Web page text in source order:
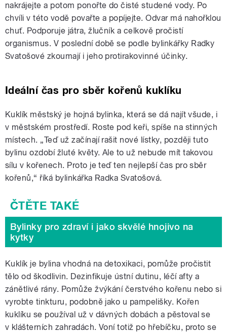
nakrájejte a potom ponořte do čisté studené vody. Po
chvíli v této vodě povařte a popíjejte. Odvar má nahořklou
chuť. Podporuje játra, žlučník a celkově pročistí
organismus. V poslední době se podle bylinkářky Radky
Svatošové zkoumají i jeho protirakovinné účinky.
Ideální čas pro sběr kořenů kuklíku
Kuklík městský je hojná bylinka, která se dá najít všude, i
v městském prostředí. Roste pod keři, spíše na stinných
místech. „Teď už začínají rašit nové lístky, později tuto
bylinu ozdobí žluté květy. Ale to už nebude mít takovou
sílu v kořenech. Proto je teď ten nejlepší čas pro sběr
kořenů,“ říká bylinkářka Radka Svatošová.
Bylinky pro zdraví i jako skvělé hnojivo na
kytky
Kuklík je bylina vhodná na detoxikaci, pomůže pročistit
tělo od škodlivin. Dezinfikuje ústní dutinu, léčí afty a
zánětlivé rány. Pomůže žvýkání čerstvého kořenu nebo si
vyrobte tinkturu, podobně jako u pampelišky. Kořen
kuklíku se používal už v dávných dobách a pěstoval se
v klášterních zahradách. Voní totiž po hřebíčku, proto se